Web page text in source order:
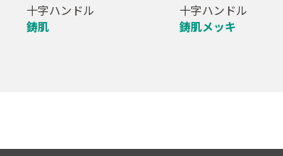
十字ハンドル
鋳肌
十字ハンドル
鋳肌メッキ